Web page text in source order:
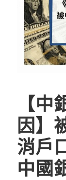
【中
因】
消戶
中國